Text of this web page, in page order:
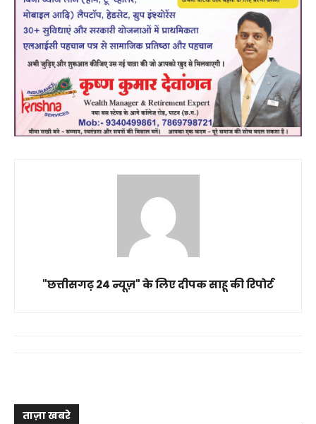
"छत्तीसगढ़ 24 न्यूज़" के लिए दीपक साहू की रिपोर्ट
ताज़ा खबरे